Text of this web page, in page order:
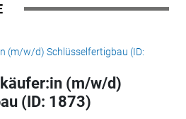
(m/w/d)
(ID: 1873)